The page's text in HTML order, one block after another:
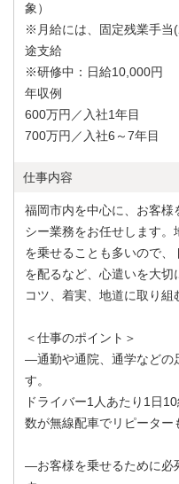
象）
※月給には、固定残業手当
途支給
※研修中：日給10,000円
年収例
600万円／入社1年目
700万円／入社6～7年目
仕事内容
福岡市内を中心に、お客様
シー業務をお任せします
を乗せることも多いので
を配るなど、心遣いを大
コツ、着実、地道に取り組
＜仕事のポイント＞
―通勤や通院、通学などの
す。
ドライバー1人あたり1日
数が無線配車でリピーター
―お客様を乗せるために必